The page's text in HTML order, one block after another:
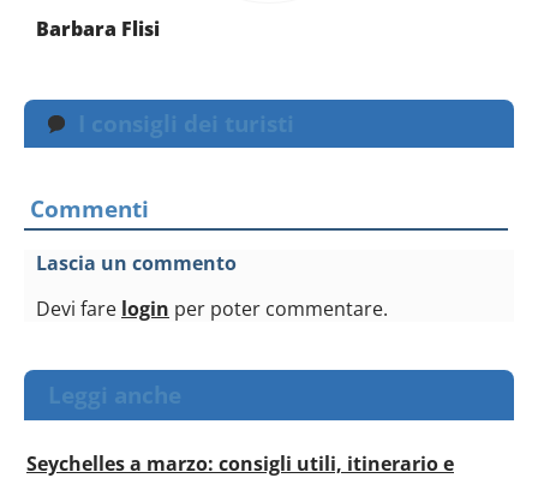
analizzare il nostro traffico. Condividiamo inoltre
informazioni sul modo in cui utilizzi il nostro sito con i
pubblicità e social media, i quali potrebbero combinarle
con altre informazioni che hai fornito loro o che hanno
raccolto dal tuo utilizzo dei loro servizi.
Barbara Flisi
I consigli dei turisti
Commenti
Lascia un commento
Devi fare login per poter commentare.
Leggi anche
Seychelles a marzo: consigli utili, itinerario e